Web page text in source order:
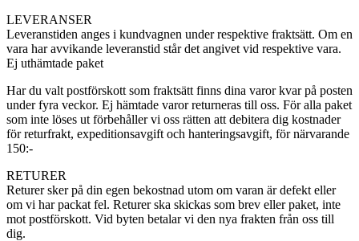
LEVERANSER
Leveranstiden anges i kundvagnen under respektive fraktsätt. Om en
vara har avvikande leveranstid står det angivet vid respektive vara.
Ej uthämtade paket
Har du valt postförskott som fraktsätt finns dina varor kvar på posten
under fyra veckor. Ej hämtade varor returneras till oss. För alla paket
som inte löses ut förbehåller vi oss rätten att debitera dig kostnader
för returfrakt, expeditionsavgift och hanteringsavgift, för närvarande
150:-
RETURER
Returer sker på din egen bekostnad utom om varan är defekt eller
om vi har packat fel. Returer ska skickas som brev eller paket, inte
mot postförskott. Vid byten betalar vi den nya frakten från oss till
dig.